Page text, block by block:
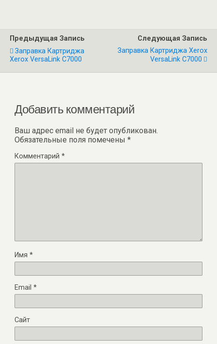
Предыдущая Запись
Заправка Картриджа
Xerox VersaLink C7000
Следующая Запись
Заправка Картриджа Xerox
VersaLink C7000
Добавить комментарий
Ваш адрес email не будет опубликован.
Обязательные поля помечены *
Комментарий *
Имя *
Email *
Сайт